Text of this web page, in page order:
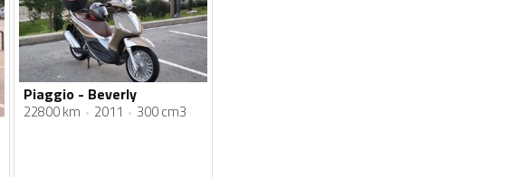
Piaggio - Beverly
22800 km 2011 300 cm3